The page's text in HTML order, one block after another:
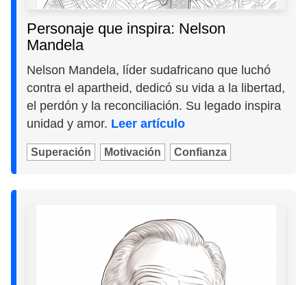
Personaje que inspira: Nelson
Mandela
Nelson Mandela, líder sudafricano que luchó
contra el apartheid, dedicó su vida a la libertad,
el perdón y la reconciliación. Su legado inspira
unidad y amor. Leer artículo
Superación Motivación Confianza